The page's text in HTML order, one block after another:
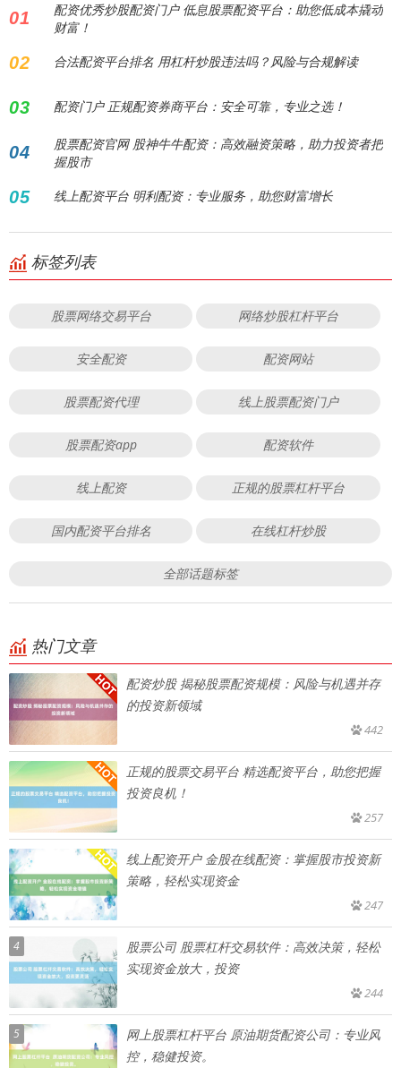
01
配资优秀炒股配资门户 低息股票配资平台：助您低成本撬动
财富！
02 合法配资平台排名 用杠杆炒股违法吗？风险与合规解读
03 配资门户 正规配资券商平台：安全可靠，专业之选！
04
股票配资官网 股神牛牛配资：高效融资策略，助力投资者把
握股市
05 线上配资平台 明利配资：专业服务，助您财富增长
标签列表
股票网络交易平台 网络炒股杠杆平台
安全配资 配资网站
股票配资代理 线上股票配资门户
股票配资app 配资软件
线上配资 正规的股票杠杆平台
国内配资平台排名 在线杠杆炒股
全部话题标签
热门文章
配资炒股 揭秘股票配资规模：风险与机遇并存
的投资新领域
442
正规的股票交易平台 精选配资平台，助您把握
投资良机！
257
线上配资开户 金股在线配资：掌握股市投资新
策略，轻松实现资金
247
4
股票公司 股票杠杆交易软件：高效决策，轻松
实现资金放大，投资
244
5
网上股票杠杆平台 原油期货配资公司：专业风
控，稳健投资。